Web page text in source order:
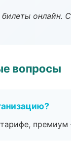
онлайн.
вопросы